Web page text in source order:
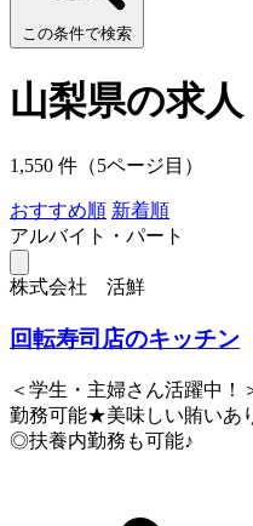
この条件で検索
山梨県の求人
1,550 件（5ページ目）
おすすめ順 新着順
アルバイト・パート
株式会社 活鮮
回転寿司店のキッチン
＜学生・主婦さん活躍中！
勤務可能★美味しい賄いあ
◎扶養内勤務も可能♪